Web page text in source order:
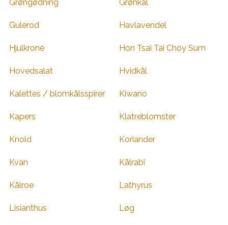
Grøngødning Grønkål
Gulerod Havlavendel
Hjulkrone Hon Tsai Tai Choy Sum
Hovedsalat Hvidkål
Kalettes / blomkålsspirer Kiwano
Kapers Klatreblomster
Knold Koriander
Kvan Kålrabi
Kålroe Lathyrus
Lisianthus Løg